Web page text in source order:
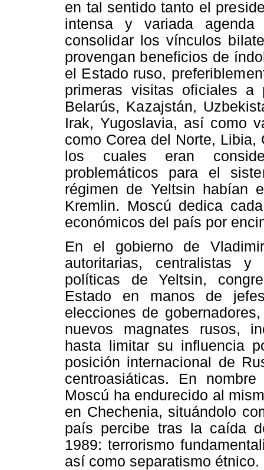
en tal sentido tanto el
intensa y variada
consolidar los vínculos
provengan beneficios de
el Estado ruso,
primeras visitas oficiales a
Belarús, Kazajstán,
Irak, Yugoslavia, así como
como Corea del Norte,
los cuales eran
problemáticos para el
régimen de Yeltsin habían
Kremlin. Moscú dedica
económicos del país por
En el gobierno de
autoritarias, centralistas
políticas de Yeltsin,
Estado en manos de
elecciones de
nuevos magnates rusos,
hasta limitar su influencia
posición internacional de
centroasiáticas. En
Moscú ha endurecido al
en Chechenia, situándolo
país percibe tras la caída
1989: terrorismo
así como separatismo étnico.